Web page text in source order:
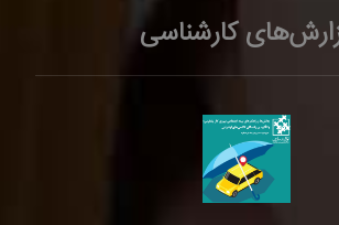
کارشناسی